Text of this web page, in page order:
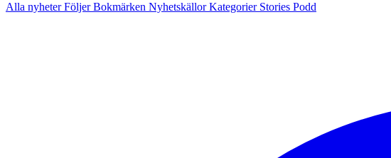
Alla nyheterFöljerBokmärken NyhetskällorKategorier Stories Podd